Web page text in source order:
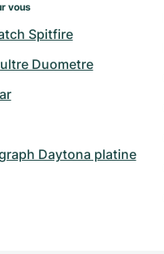
vous
Spitfire
Duometre
Daytona platine